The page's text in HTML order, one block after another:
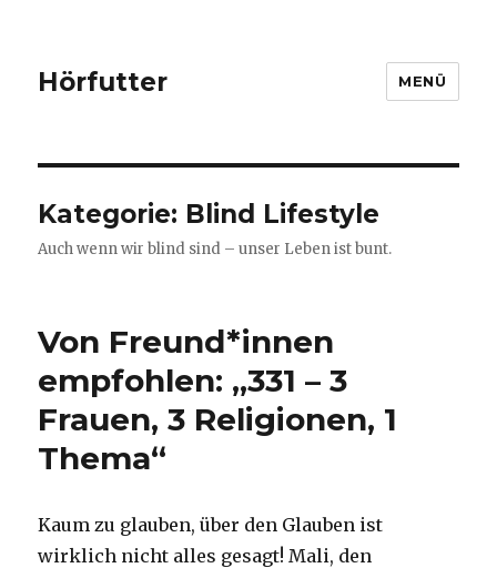
Hörfutter MENÜ
Kategorie: Blind Lifestyle
Auch wenn wir blind sind – unser Leben ist bunt.
Von Freund*innen
empfohlen: „331 – 3
Frauen, 3 Religionen, 1
Thema“
Kaum zu glauben, über den Glauben ist
wirklich nicht alles gesagt! Mali, den